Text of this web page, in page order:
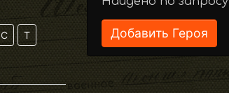
Добавить Героя
С Т